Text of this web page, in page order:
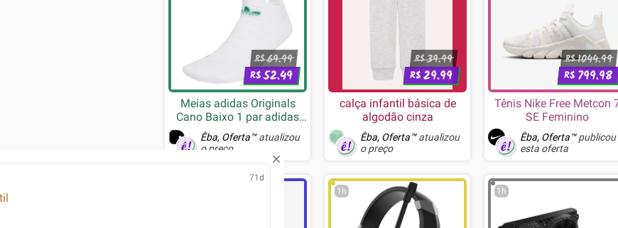
R$69.99
R$52.49
Meias adidas Originals
Cano Baixo 1 par adidas
Performance Branco
Êba, Oferta™atualizou
o preço
R$39.99
R$29.99
calça infantil básica de
algodão cinza
Êba, Oferta™atualizou
o preço
R$1044.99
R$ 799.98
Tênis Nike Free Metcon
SE Feminino
Êba, Oferta™publicou
esta oferta
1h 1h
71d